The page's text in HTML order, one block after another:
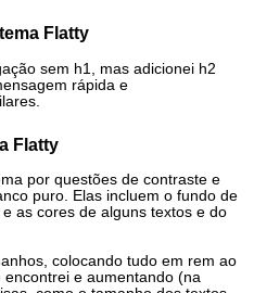
Flatty
sem h1, mas adicionei h2
rápida e
Flatty
por questões de contraste e
puro. Elas incluem o fundo de
as cores de alguns textos e do
colocando tudo em rem ao
e aumentando (na